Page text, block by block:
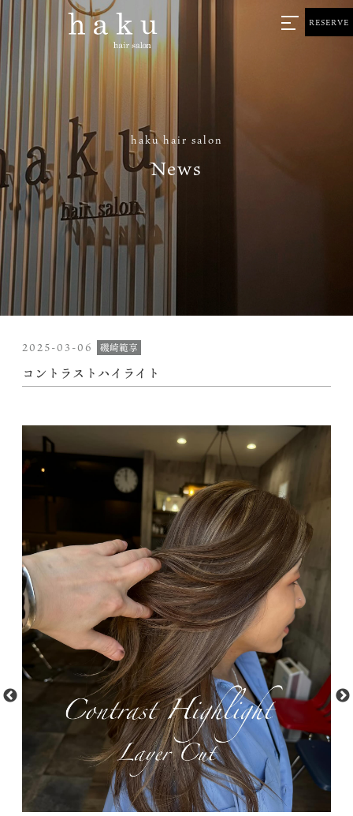
haku hair salon
News
RESERVE
2025-03-06 磯崎範享
コントラストハイライト